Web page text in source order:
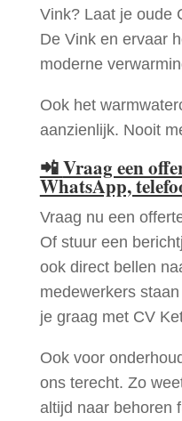
Vink? Laat je oude
De Vink en ervaar
moderne
Ook het
aanzienlijk. Nooit
📲Vraag een
WhatsApp,
Vraag nu een
Of stuur een
ook direct bellen
medewerkers
je graag met CV
Ook voor
ons terecht. Zo
altijd naar behoren